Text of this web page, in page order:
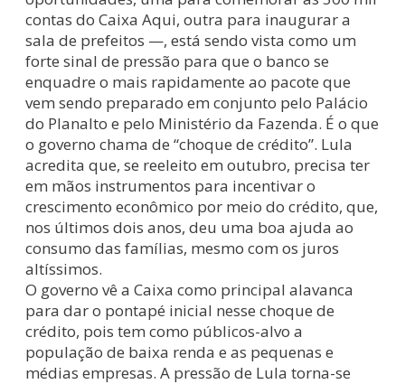
contas do Caixa Aqui, outra para inaugurar a
sala de prefeitos —, está sendo vista como um
forte sinal de pressão para que o banco se
enquadre o mais rapidamente ao pacote que
vem sendo preparado em conjunto pelo Palácio
do Planalto e pelo Ministério da Fazenda. É o que
o governo chama de “choque de crédito”. Lula
acredita que, se reeleito em outubro, precisa ter
em mãos instrumentos para incentivar o
crescimento econômico por meio do crédito, que,
nos últimos dois anos, deu uma boa ajuda ao
consumo das famílias, mesmo com os juros
altíssimos.
O governo vê a Caixa como principal alavanca
para dar o pontapé inicial nesse choque de
crédito, pois tem como públicos-alvo a
população de baixa renda e as pequenas e
médias empresas. A pressão de Lula torna-se